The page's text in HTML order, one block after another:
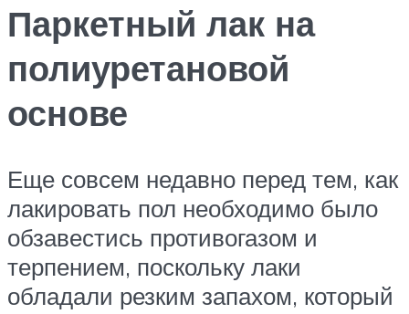
Паркетный лак на
полиуретановой
основе
Еще совсем недавно перед тем, как
лакировать пол необходимо было
обзавестись противогазом и
терпением, поскольку лаки
обладали резким запахом, который